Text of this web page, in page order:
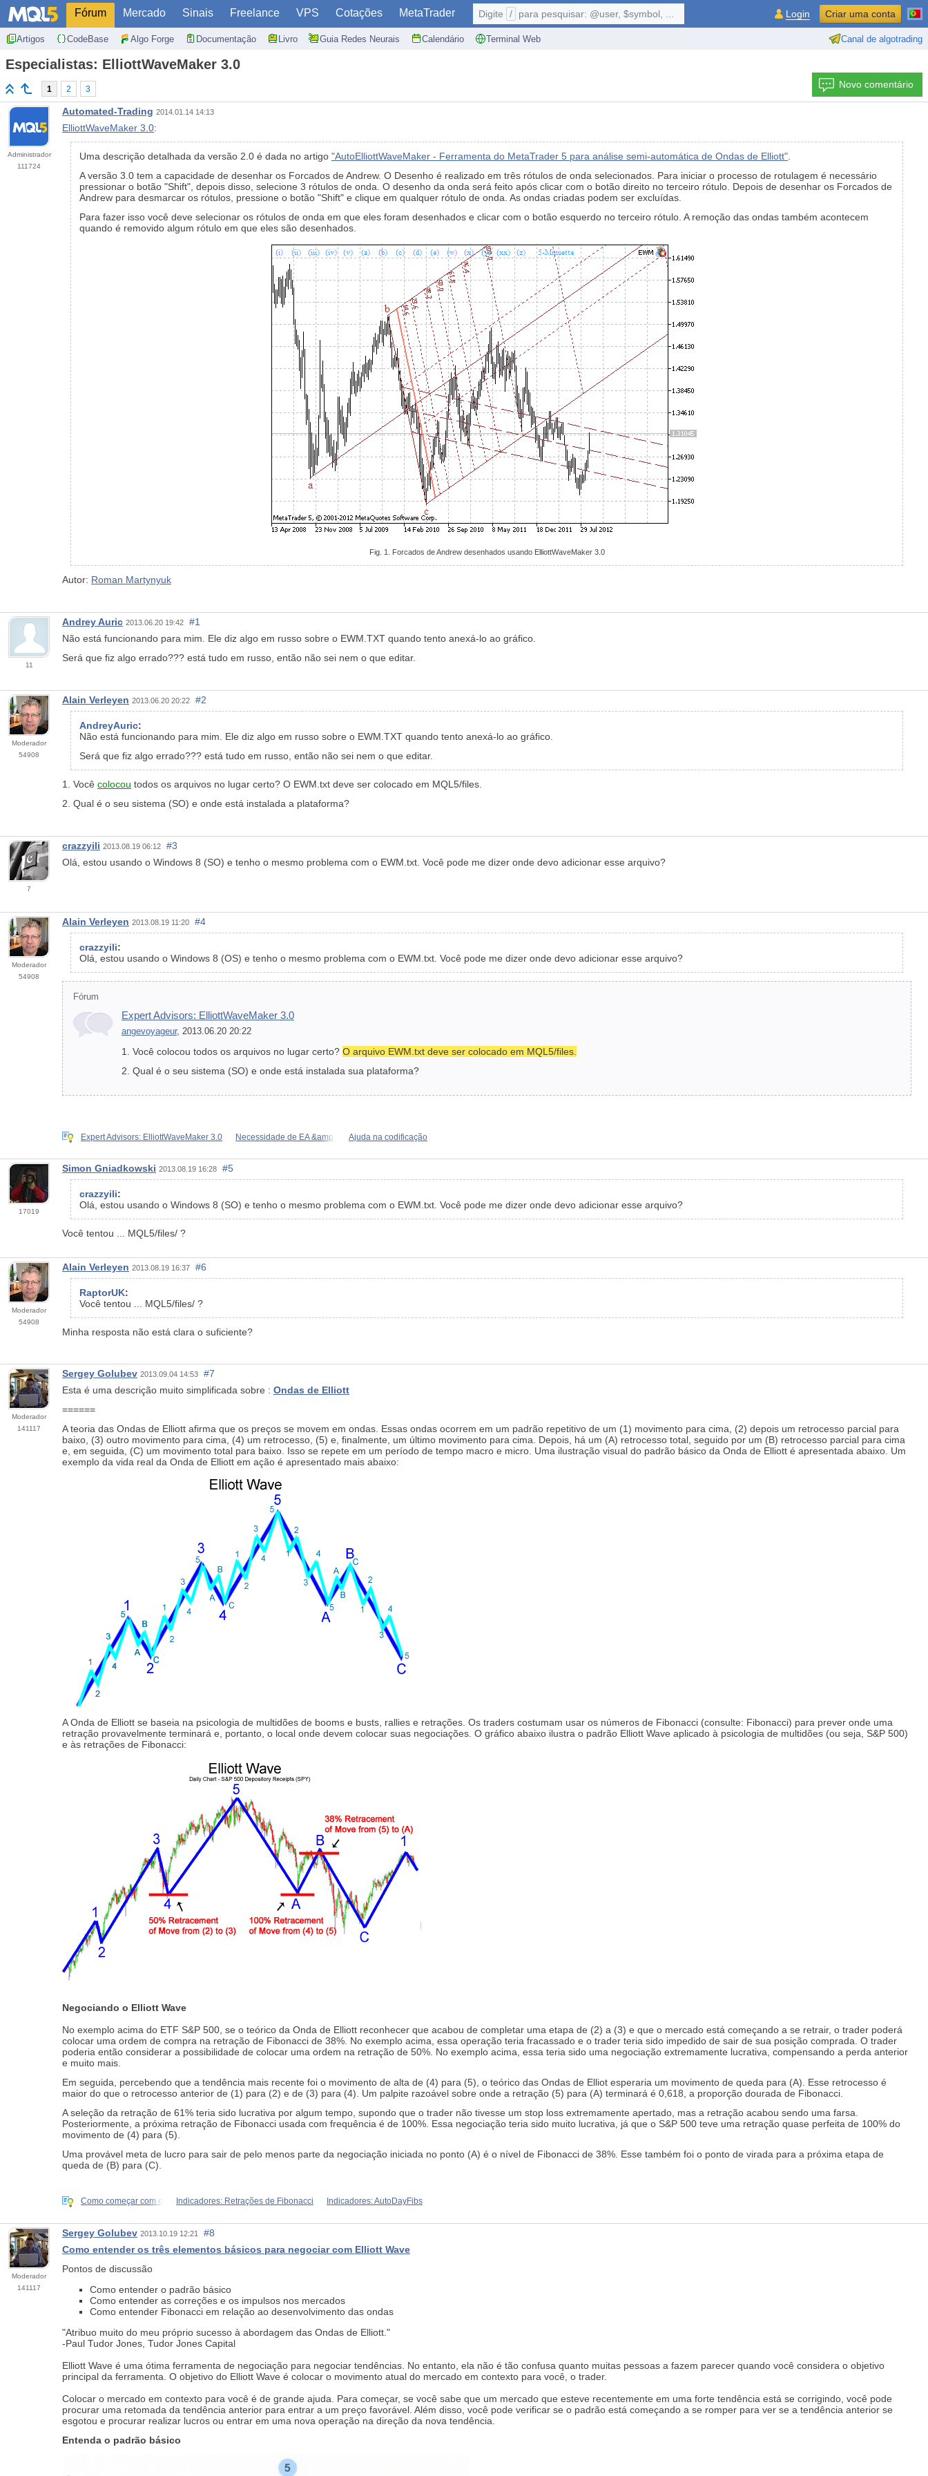
Fórum Mercado Sinais Freelance VPS Cotações MetaTrader
Artigos CodeBase Algo Forge Documentação Livro Guia Redes Neurais Calendário Terminal Web Canal de algotrading
Digite / para pesquisar: @user, $symbol, ... Login Criar uma conta
Especialistas: ElliottWaveMaker 3.0
1 2 3 Novo comentário
Administrador
111724
Automated-Trading 2014.01.14 14:13
ElliottWaveMaker 3.0:
Uma descrição detalhada da versão 2.0 é dada no artigo "AutoElliottWaveMaker - Ferramenta do MetaTrader 5 para análise semi-automática de Ondas de Elliott".
A versão 3.0 tem a capacidade de desenhar os Forcados de Andrew. O Desenho é realizado em três rótulos de onda selecionados. Para iniciar o processo de rotulagem é necessário
pressionar o botão "Shift", depois disso, selecione 3 rótulos de onda. O desenho da onda será feito após clicar com o botão direito no terceiro rótulo. Depois de desenhar os Forcados de
Andrew para desmarcar os rótulos, pressione o botão "Shift" e clique em qualquer rótulo de onda. As ondas criadas podem ser excluídas.
Para fazer isso você deve selecionar os rótulos de onda em que eles foram desenhados e clicar com o botão esquerdo no terceiro rótulo. A remoção das ondas também acontecem
quando é removido algum rótulo em que eles são desenhados.
Fig. 1. Forcados de Andrew desenhados usando ElliottWaveMaker 3.0
Autor: Roman Martynyuk
11
Andrey Auric 2013.06.20 19:42
#1
Não está funcionando para mim. Ele diz algo em russo sobre o EWM.TXT quando tento anexá-lo ao gráfico.
Será que fiz algo errado??? está tudo em russo, então não sei nem o que editar.
Moderador
54908
Alain Verleyen 2013.06.20 20:22 #2
AndreyAuric:
Não está funcionando para mim. Ele diz algo em russo sobre o EWM.TXT quando tento anexá-lo ao gráfico.
Será que fiz algo errado??? está tudo em russo, então não sei nem o que editar.
1. Você colocou todos os arquivos no lugar certo? O EWM.txt deve ser colocado em MQL5/files.
2. Qual é o seu sistema (SO) e onde está instalada a plataforma?
7
crazzyili 2013.08.19 06:12
#3
Olá, estou usando o Windows 8 (SO) e tenho o mesmo problema com o EWM.txt. Você pode me dizer onde devo adicionar esse arquivo?
Moderador
54908
Alain Verleyen 2013.08.19 11:20 #4
crazzyili:
Olá, estou usando o Windows 8 (OS) e tenho o mesmo problema com o EWM.txt. Você pode me dizer onde devo adicionar esse arquivo?
Fórum
Expert Advisors: ElliottWaveMaker 3.0
angevoyageur, 2013.06.20 20:22
1. Você colocou todos os arquivos no lugar certo? O arquivo EWM.txt deve ser colocado em MQL5/files.
2. Qual é o seu sistema (SO) e onde está instalada sua plataforma?
Expert Advisors: ElliottWaveMaker 3.0 Necessidade de EA &amp; Ajuda na codificação
17019
Simon Gniadkowski 2013.08.19 16:28 #5
crazzyili:
Olá, estou usando o Windows 8 (SO) e tenho o mesmo problema com o EWM.txt. Você pode me dizer onde devo adicionar esse arquivo?
Você tentou ... MQL5/files/ ?
Moderador
54908
Alain Verleyen 2013.08.19 16:37 #6
RaptorUK:
Você tentou ... MQL5/files/ ?
Minha resposta não está clara o suficiente?
Moderador
141117
Sergey Golubev 2013.09.04 14:53
#7
Esta é uma descrição muito simplificada sobre : Ondas de Elliott
======
A teoria das Ondas de Elliott afirma que os preços se movem em ondas. Essas ondas ocorrem em um padrão repetitivo de um (1) movimento para cima, (2) depois um retrocesso parcial para
baixo, (3) outro movimento para cima, (4) um retrocesso, (5) e, finalmente, um último movimento para cima. Depois, há um (A) retrocesso total, seguido por um (B) retrocesso parcial para cima
e, em seguida, (C) um movimento total para baixo. Isso se repete em um período de tempo macro e micro. Uma ilustração visual do padrão básico da Onda de Elliott é apresentada abaixo. Um
exemplo da vida real da Onda de Elliott em ação é apresentado mais abaixo:
A Onda de Elliott se baseia na psicologia de multidões de booms e busts, rallies e retrações. Os traders costumam usar os números de Fibonacci (consulte: Fibonacci) para prever onde uma
retração provavelmente terminará e, portanto, o local onde devem colocar suas negociações. O gráfico abaixo ilustra o padrão Elliott Wave aplicado à psicologia de multidões (ou seja, S&P 500)
e às retrações de Fibonacci:
Negociando o Elliott Wave
No exemplo acima do ETF S&P 500, se o teórico da Onda de Elliott reconhecer que acabou de completar uma etapa de (2) a (3) e que o mercado está começando a se retrair, o trader poderá
colocar uma ordem de compra na retração de Fibonacci de 38%. No exemplo acima, essa operação teria fracassado e o trader teria sido impedido de sair de sua posição comprada. O trader
poderia então considerar a possibilidade de colocar uma ordem na retração de 50%. No exemplo acima, essa teria sido uma negociação extremamente lucrativa, compensando a perda anterior
e muito mais.
Em seguida, percebendo que a tendência mais recente foi o movimento de alta de (4) para (5), o teórico das Ondas de Elliot esperaria um movimento de queda para (A). Esse retrocesso é
maior do que o retrocesso anterior de (1) para (2) e de (3) para (4). Um palpite razoável sobre onde a retração (5) para (A) terminará é 0,618, a proporção dourada de Fibonacci.
A seleção da retração de 61% teria sido lucrativa por algum tempo, supondo que o trader não tivesse um stop loss extremamente apertado, mas a retração acabou sendo uma farsa.
Posteriormente, a próxima retração de Fibonacci usada com frequência é de 100%. Essa negociação teria sido muito lucrativa, já que o S&P 500 teve uma retração quase perfeita de 100% do
movimento de (4) para (5).
Uma provável meta de lucro para sair de pelo menos parte da negociação iniciada no ponto (A) é o nível de Fibonacci de 38%. Esse também foi o ponto de virada para a próxima etapa de
queda de (B) para (C).
Como começar com o Indicadores: Retrações de Fibonacci Indicadores: AutoDayFibs
Moderador
141117
Sergey Golubev 2013.10.19 12:21
#8
Como entender os três elementos básicos para negociar com Elliott Wave
Pontos de discussão
Como entender o padrão básico
Como entender as correções e os impulsos nos mercados
Como entender Fibonacci em relação ao desenvolvimento das ondas
"Atribuo muito do meu próprio sucesso à abordagem das Ondas de Elliott."
-Paul Tudor Jones, Tudor Jones Capital
Elliott Wave é uma ótima ferramenta de negociação para negociar tendências. No entanto, ela não é tão confusa quanto muitas pessoas a fazem parecer quando você considera o objetivo
principal da ferramenta. O objetivo do Elliott Wave é colocar o movimento atual do mercado em contexto para você, o trader.
Colocar o mercado em contexto para você é de grande ajuda. Para começar, se você sabe que um mercado que esteve recentemente em uma forte tendência está se corrigindo, você pode
procurar uma retomada da tendência anterior para entrar a um preço favorável. Além disso, você pode verificar se o padrão está começando a se romper para ver se a tendência anterior se
esgotou e procurar realizar lucros ou entrar em uma nova operação na direção da nova tendência.
Entenda o padrão básico